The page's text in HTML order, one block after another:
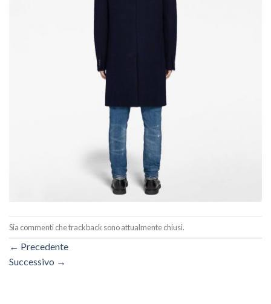
Sia commenti che trackback sono attualmente chiusi.
← Precedente
Successivo →